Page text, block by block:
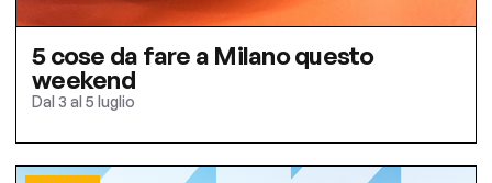
5 cose da fare a Milano questo
weekend
Dal 3 al 5 luglio